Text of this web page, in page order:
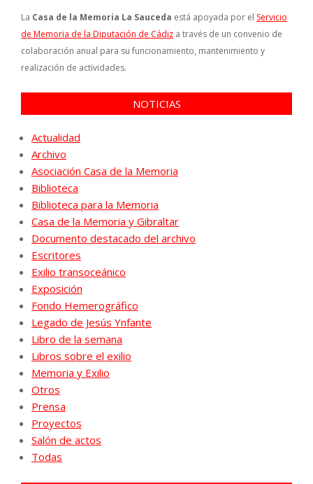
La Casa de la Memoria La Sauceda está apoyada por el Servicio
de Memoria de la Diputación de Cádiz a través de un convenio de
colaboración anual para su funcionamiento, mantenimiento y
realización de actividades.
NOTICIAS
Actualidad
Archivo
Asociación Casa de la Memoria
Biblioteca
Biblioteca para la Memoria
Casa de la Memoria y Gibraltar
Documento destacado del archivo
Escritores
Exilio transoceánico
Exposición
Fondo Hemerográfico
Legado de Jesús Ynfante
Libro de la semana
Libros sobre el exilio
Memoria y Exilio
Otros
Prensa
Proyectos
Salón de actos
Todas